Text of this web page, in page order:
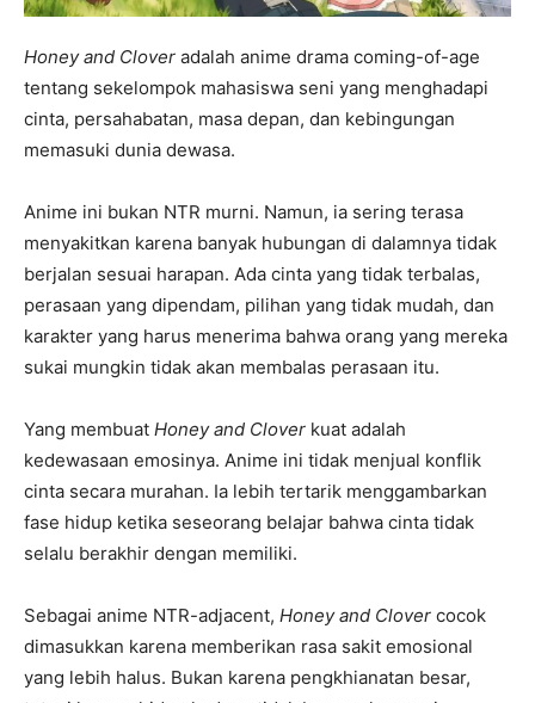
Honey and Clover adalah anime drama coming-of-age
tentang sekelompok mahasiswa seni yang menghadapi
cinta, persahabatan, masa depan, dan kebingungan
memasuki dunia dewasa.
Anime ini bukan NTR murni. Namun, ia sering terasa
menyakitkan karena banyak hubungan di dalamnya tidak
berjalan sesuai harapan. Ada cinta yang tidak terbalas,
perasaan yang dipendam, pilihan yang tidak mudah, dan
karakter yang harus menerima bahwa orang yang mereka
sukai mungkin tidak akan membalas perasaan itu.
Yang membuat Honey and Clover kuat adalah
kedewasaan emosinya. Anime ini tidak menjual konflik
cinta secara murahan. Ia lebih tertarik menggambarkan
fase hidup ketika seseorang belajar bahwa cinta tidak
selalu berakhir dengan memiliki.
Sebagai anime NTR-adjacent, Honey and Clover cocok
dimasukkan karena memberikan rasa sakit emosional
yang lebih halus. Bukan karena pengkhianatan besar,